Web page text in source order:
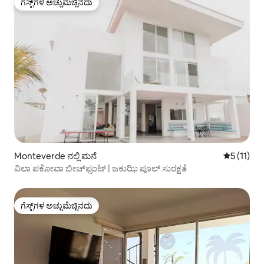
ಗೆಸ್ಟ್‌ಗಳ ಅಚ್ಚುಮೆಚ್ಚಿನದು
ಗೆಸ್ಟ್‌ಗಳ ಅಚ್ಚುಮೆಚ್ಚಿನದು
Monteverde ನಲ್ಲಿ ಮನೆ 5 ರಲ್ಲಿ 5
5 (11)
ವಿಲಾ ಪಕೋವಾ ಬೀಚ್‌ಫ್ರಂಟ್ | ಜಕುಝಿ ಪೂಲ್ ಸುರಕ್ಷತೆ
ಗೆಸ್ಟ್‌ಗಳ ಅಚ್ಚುಮೆಚ್ಚಿನದು
ಗೆಸ್ಟ್‌ಗಳ ಅಚ್ಚುಮೆಚ್ಚಿನದು